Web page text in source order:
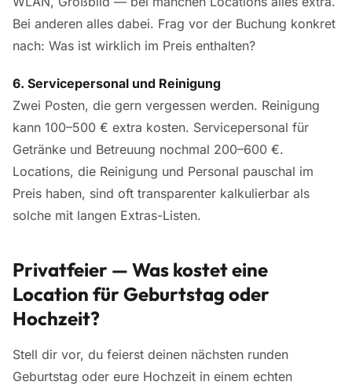
Bei anderen alles dabei. Frag vor der Buchung konkret
nach: Was ist wirklich im Preis enthalten?
6. Servicepersonal und Reinigung
Zwei Posten, die gern vergessen werden. Reinigung
kann 100–500 € extra kosten. Servicepersonal für
Getränke und Betreuung nochmal 200–600 €.
Locations, die Reinigung und Personal pauschal im
Preis haben, sind oft transparenter kalkulierbar als
solche mit langen Extras-Listen.
Privatfeier — Was kostet eine
Location für Geburtstag oder
Hochzeit?
Stell dir vor, du feierst deinen nächsten runden
Geburtstag oder eure Hochzeit in einem echten